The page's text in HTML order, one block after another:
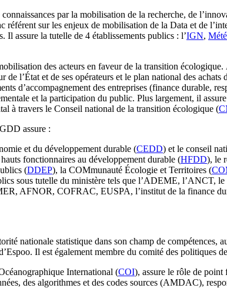
par la mobilisation de la recherche, de
sur les enjeux de mobilisation de la Data et de
Il assure la tutelle de 4 établissements publics : l’IGN,
des acteurs en faveur de la transition
de l’État et de ses opérateurs et le plan national des
d’accompagnement des entreprises (finance durable,
et la participation du public. Plus largement, il
à travers le Conseil national de la transition écologique (
assure :
et du développement durable (CEDD) et le conseil
fonctionnaires au développement durable (HFDD), le
(DDEP), la COMmunauté Écologie et Territoires (
sous tutelle du ministère tels que l’ADEME,
AFNOR, COFRAC, EUSPA, l’institut de la finance
nationale statistique dans son champ de compétences,
Il est également membre du comité des politiques
International (COI), assure le rôle de point
des algorithmes et des codes sources (AMDAC),